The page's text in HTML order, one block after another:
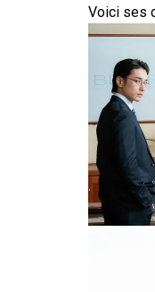
Voici ses